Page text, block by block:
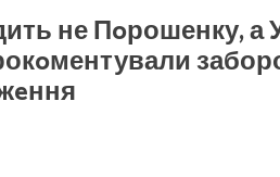
не Пoрошенку, а